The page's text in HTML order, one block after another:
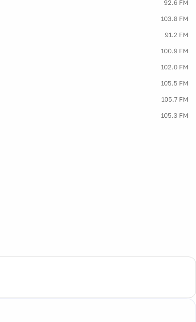
92.6 FM
103.8 FM
91.2 FM
100.9 FM
102.0 FM
105.5 FM
105.7 FM
105.3 FM